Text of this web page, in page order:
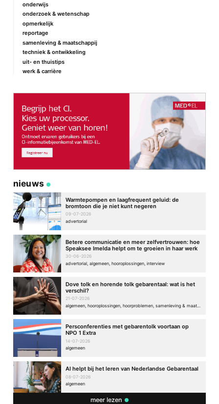
Naam*
E-mail*
onderwijs
onderzoek & wetenschap
opmerkelijk
reportage
samenleving & maatschappij
techniek & ontwikkeling
uit- en thuistips
werk & carrière
nieuws
Warmtepompen en laagfrequent geluid: de
bromtoon die je niet kunt negeren
09-07-2026
advertorial
Betere communicatie en meer zelfvertrouwen: hoe
Speaksee Imelda helpt om te groeien in haar werk
30-06-2026
advertorial, algemeen, hooroplossingen, interview
Dove tolk en horende tolk gebarentaal: wat is het
verschil?
21-07-2026
Persconferenties met gebarentolk voortaan op
NPO 1 Extra
14-07-2026
algemeen
AI helpt bij het leren van Nederlandse Gebarentaal
08-07-2026
algemeen
meer lezen